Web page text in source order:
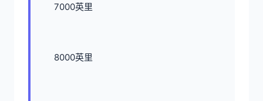
7000英里
8000英里